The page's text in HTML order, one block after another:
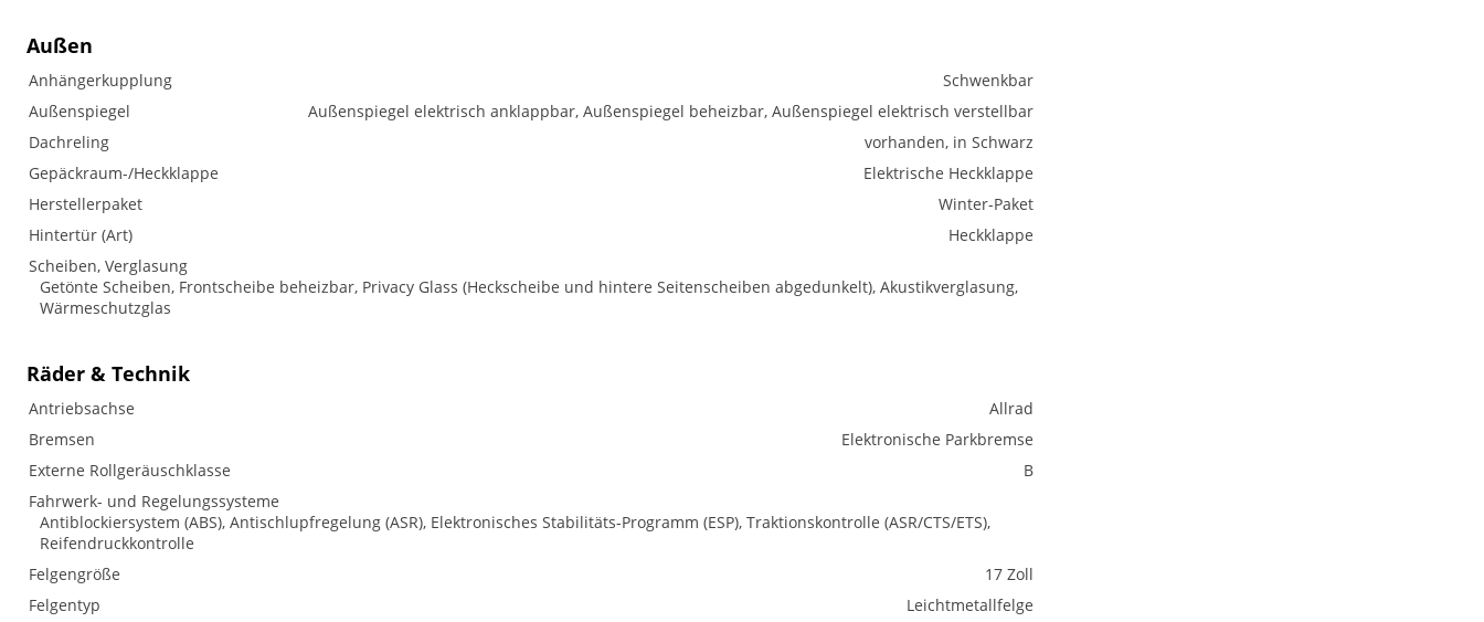
Außen
Anhängerkupplung
Schwenkbar
Außenspiegel
Außenspiegel elektrisch anklappbar, Außenspiegel beheizbar, Außenspiegel elektrisch verstellbar
Dachreling
vorhanden, in Schwarz
Gepäckraum-/Heckklappe
Elektrische Heckklappe
Herstellerpaket
Winter-Paket
Hintertür (Art)
Heckklappe
Scheiben, Verglasung
Getönte Scheiben, Frontscheibe beheizbar, Privacy Glass (Heckscheibe und hintere Seitenscheiben abgedunkelt), Akustikverglasung,
Wärmeschutzglas
Räder & Technik
Antriebsachse
Allrad
Bremsen
Elektronische Parkbremse
Externe Rollgeräuschklasse
B
Fahrwerk- und Regelungssysteme
Antiblockiersystem (ABS), Antischlupfregelung (ASR), Elektronisches Stabilitäts-Programm (ESP), Traktionskontrolle (ASR/CTS/ETS),
Reifendruckkontrolle
Felgengröße
17 Zoll
Felgentyp
Leichtmetallfelge